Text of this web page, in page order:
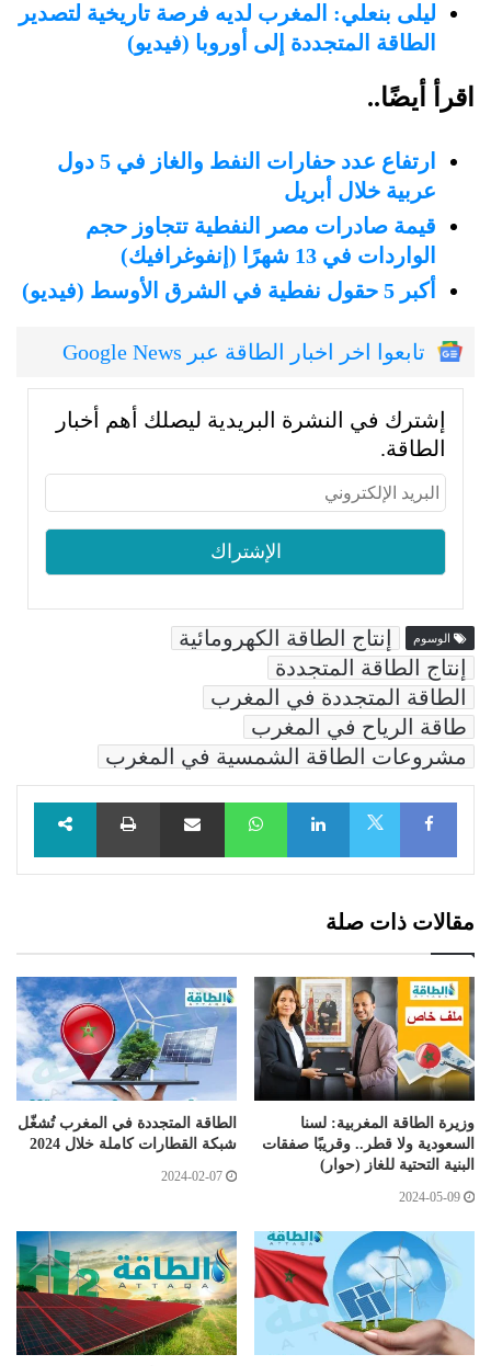
ليلى بنعلي: المغرب لديه فرصة تاريخية لتصدير
الطاقة المتجددة إلى أوروبا (فيديو)
اقرأ أيضًا..
ارتفاع عدد حفارات النفط والغاز في 5 دول
عربية خلال أبريل
قيمة صادرات مصر النفطية تتجاوز حجم
الواردات في 13 شهرًا (إنفوغرافيك)
أكبر 5 حقول نفطية في الشرق الأوسط (فيديو)
تابعوا اخر اخبار الطاقة عبر Google News
إشترك في النشرة البريدية ليصلك أهم أخبار
الطاقة.
الوسوم
إنتاج الطاقة الكهرومائية
إنتاج الطاقة المتجددة
الطاقة المتجددة في المغرب
طاقة الرياح في المغرب
مشروعات الطاقة الشمسية في المغرب
Facebook
LinkedIn
WhatsAppمشاركة عبر البريد طباعة
مقالات ذات صلة
وزيرة الطاقة المغربية: لسنا
السعودية ولا قطر.. وقريبًا صفقات
البنية التحتية للغاز (حوار)
2024-05-09
الطاقة المتجددة في المغرب تُشغّل
شبكة القطارات كاملة خلال 2024
2024-02-07